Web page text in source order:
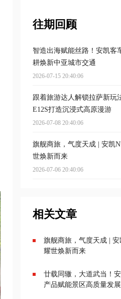
往期回顾
智造出海赋能丝路！安凯客
耕焕新中亚城市交通
2026-07-15 20:40:06
跟着旅游达人解锁拉萨新玩
E12S打造沉浸式高原漫游
2026-07-08 20:40:06
旗舰商旅，气度天成 | 安凯
世焕新而来
2026-07-06 20:40:06
相关文章
旗舰商旅，气度天成 | 安
耀世焕新而来
廿载同辙，大道武当！
产品赋能景区高质量发展